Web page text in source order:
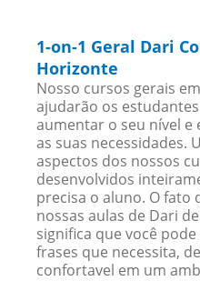
1-on-1 Geral Dari
Horizonte
Nosso cursos gerais
ajudarão os
aumentar o seu nível e
as suas necessidades.
aspectos dos nossos
desenvolvidos
precisa o aluno. O fato
nossas aulas de Dari
significa que você
frases que necessita,
confortavel em um